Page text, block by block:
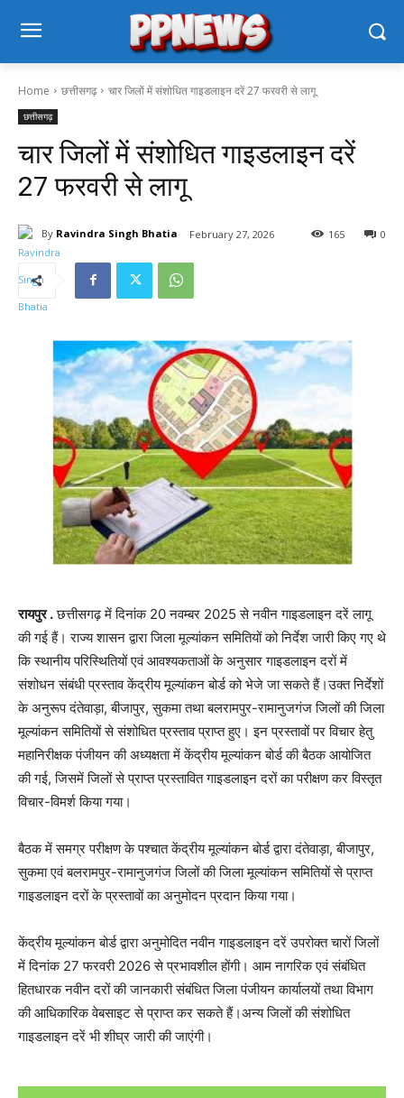
Home छत्तीसगढ़ चार जिलों में संशोधित गाइडलाइन दरें 27 फरवरी से लागू
छत्तीसगढ़
चार जिलों में संशोधित गाइडलाइन दरें
27 फरवरी से लागू
By Ravindra Singh Bhatia February 27, 2026 0
165
रायपुर .छत्तीसगढ़ में दिनांक 20 नवम्बर 2025 से नवीन गाइडलाइन दरें लागू
की गई हैं। राज्य शासन द्वारा जिला मूल्यांकन समितियों को निर्देश जारी किए गए थे
कि स्थानीय परिस्थितियों एवं आवश्यकताओं के अनुसार गाइडलाइन दरों में
संशोधन संबंधी प्रस्ताव केंद्रीय मूल्यांकन बोर्ड को भेजे जा सकते हैं।उक्त निर्देशों
के अनुरूप दंतेवाड़ा, बीजापुर, सुकमा तथा बलरामपुर-रामानुजगंज जिलों की जिला
मूल्यांकन समितियों से संशोधित प्रस्ताव प्राप्त हुए। इन प्रस्तावों पर विचार हेतु
महानिरीक्षक पंजीयन की अध्यक्षता में केंद्रीय मूल्यांकन बोर्ड की बैठक आयोजित
की गई, जिसमें जिलों से प्राप्त प्रस्तावित गाइडलाइन दरों का परीक्षण कर विस्तृत
विचार-विमर्श किया गया।
बैठक में समग्र परीक्षण के पश्चात केंद्रीय मूल्यांकन बोर्ड द्वारा दंतेवाड़ा, बीजापुर,
सुकमा एवं बलरामपुर-रामानुजगंज जिलों की जिला मूल्यांकन समितियों से प्राप्त
गाइडलाइन दरों के प्रस्तावों का अनुमोदन प्रदान किया गया।
केंद्रीय मूल्यांकन बोर्ड द्वारा अनुमोदित नवीन गाइडलाइन दरें उपरोक्त चारों जिलों
में दिनांक 27 फरवरी 2026 से प्रभावशील होंगी। आम नागरिक एवं संबंधित
हितधारक नवीन दरों की जानकारी संबंधित जिला पंजीयन कार्यालयों तथा विभाग
की आधिकारिक वेबसाइट से प्राप्त कर सकते हैं।अन्य जिलों की संशोधित
गाइडलाइन दरें भी शीघ्र जारी की जाएंगी।